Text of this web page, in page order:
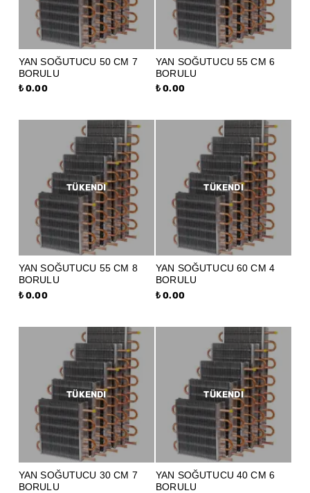
YAN SOĞUTUCU 50 CM 7
BORULU
₺ 0.00
YAN SOĞUTUCU 55 CM 6
BORULU
₺ 0.00
TÜKENDI
YAN SOĞUTUCU 55 CM 8
BORULU
₺ 0.00
TÜKENDI
YAN SOĞUTUCU 60 CM 4
BORULU
₺ 0.00
TÜKENDI
YAN SOĞUTUCU 30 CM 7
BORULU
TÜKENDI
YAN SOĞUTUCU 40 CM 6
BORULU